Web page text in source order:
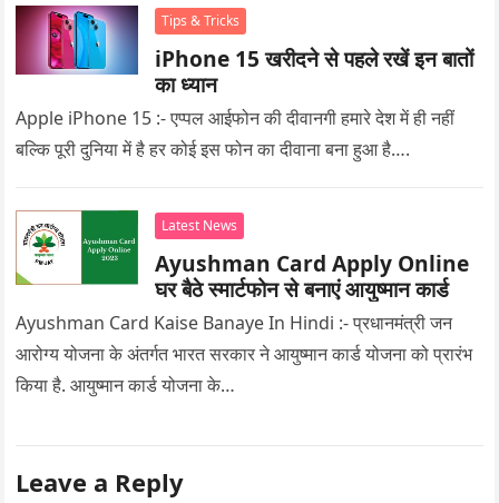
Tips & Tricks
iPhone 15 खरीदने से पहले रखें इन बातों
का ध्यान
Apple iPhone 15 :- एप्पल आईफोन की दीवानगी हमारे देश में ही नहीं
बल्कि पूरी दुनिया में है हर कोई इस फोन का दीवाना बना हुआ है….
Latest News
Ayushman Card Apply Online
घर बैठे स्मार्टफोन से बनाएं आयुष्मान कार्ड
Ayushman Card Kaise Banaye In Hindi :- प्रधानमंत्री जन
आरोग्य योजना के अंतर्गत भारत सरकार ने आयुष्मान कार्ड योजना को प्रारंभ
किया है. आयुष्मान कार्ड योजना के…
Leave a Reply